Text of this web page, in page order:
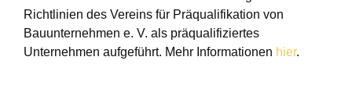
Richtlinien des Vereins für Präqualifikation von
Bauunternehmen e. V. als präqualifiziertes
Unternehmen aufgeführt. Mehr Informationen hier.